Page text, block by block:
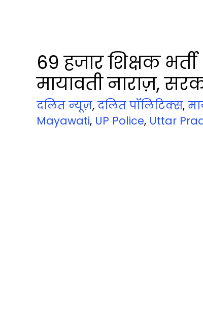
69 हजार शिक्षक
मायावती नाराज़,
दलित न्‍यूज़, दलित पॉलिटिक्‍स,
Mayawati, UP Police, Uttar